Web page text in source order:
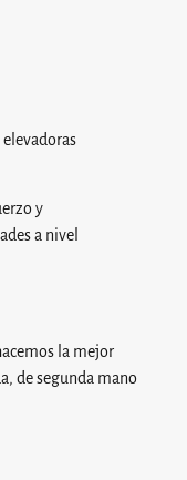
y
a nivel
la mejor
de segunda mano